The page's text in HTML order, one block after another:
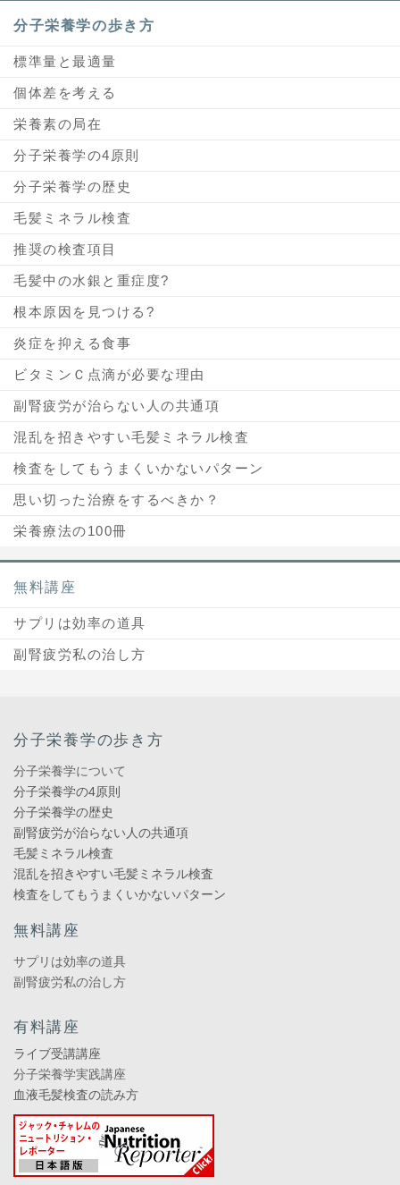
分子栄養学の歩き方
標準量と最適量
個体差を考える
栄養素の局在
分子栄養学の4原則
分子栄養学の歴史
毛髪ミネラル検査
推奨の検査項目
毛髪中の水銀と重症度?
根本原因を見つける?
炎症を抑える食事
ビタミンＣ点滴が必要な理由
副腎疲労が治らない人の共通項
混乱を招きやすい毛髪ミネラル検査
検査をしてもうまくいかないパターン
思い切った治療をするべきか？
栄養療法の100冊
無料講座
サプリは効率の道具
副腎疲労私の治し方
分子栄養学の歩き方
分子栄養学について
分子栄養学の4原則
分子栄養学の歴史
副腎疲労が治らない人の共通項
毛髪ミネラル検査
混乱を招きやすい毛髪ミネラル検査
検査をしてもうまくいかないパターン
無料講座
サプリは効率の道具
副腎疲労私の治し方
有料講座
ライブ受講講座
分子栄養学実践講座
血液毛髪検査の読み方